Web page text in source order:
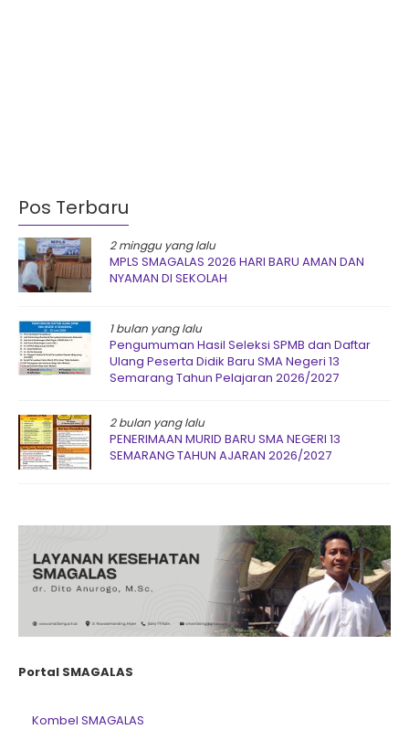
Pos Terbaru
2 minggu yang lalu
MPLS SMAGALAS 2026 HARI BARU AMAN DAN
NYAMAN DI SEKOLAH
1 bulan yang lalu
Pengumuman Hasil Seleksi SPMB dan Daftar
Ulang Peserta Didik Baru SMA Negeri 13
Semarang Tahun Pelajaran 2026/2027
2 bulan yang lalu
PENERIMAAN MURID BARU SMA NEGERI 13
SEMARANG TAHUN AJARAN 2026/2027
Portal SMAGALAS
Kombel SMAGALAS